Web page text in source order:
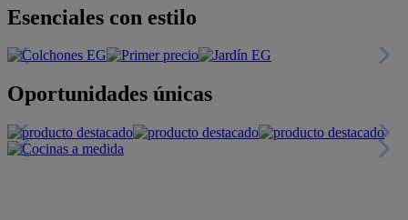
Esenciales con estilo
Oportunidades únicas